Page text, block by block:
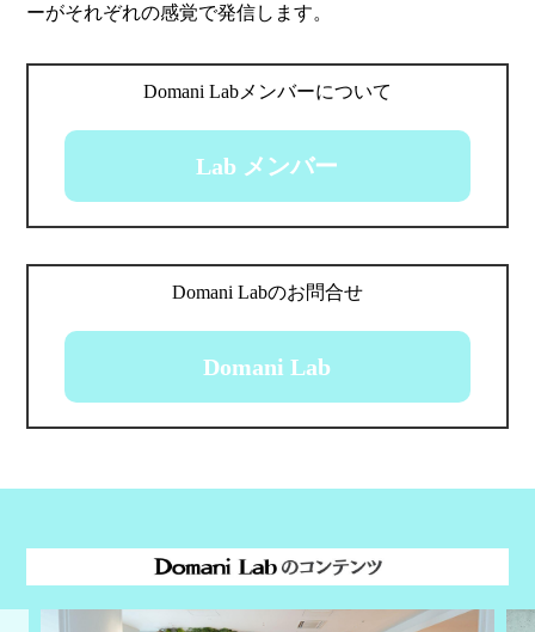
ーがそれぞれの感覚で発信します。
Domani Labメンバーについて
Lab メンバー
Domani Labのお問合せ
Domani Lab